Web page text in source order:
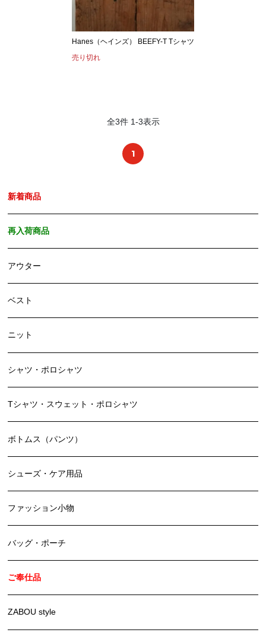
Hanes（ヘインズ） BEEFY-T Tシャツ
売り切れ
全3件 1-3表示
1
新着商品
再入荷商品
アウター
ベスト
ニット
シャツ・ポロシャツ
Tシャツ・スウェット・ポロシャツ
ボトムス（パンツ）
シューズ・ケア用品
ファッション小物
バッグ・ポーチ
ご奉仕品
ZABOU style